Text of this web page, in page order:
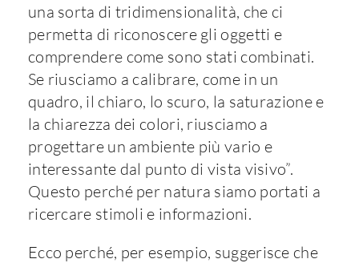
una sorta di tridimensionalità, che ci
permetta di riconoscere gli oggetti e
comprendere come sono stati combinati.
Se riusciamo a calibrare, come in un
quadro, il chiaro, lo scuro, la saturazione e
la chiarezza dei colori, riusciamo a
progettare un ambiente più vario e
interessante dal punto di vista visivo”.
Questo perché per natura siamo portati a
ricercare stimoli e informazioni.
Ecco perché, per esempio, suggerisce che